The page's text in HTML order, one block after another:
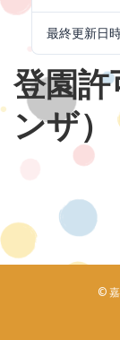
最終更新日
登園
ンザ）
©